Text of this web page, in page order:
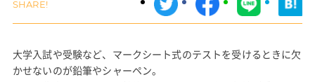
大学入試や受験など、マークシート式のテストを受けるときに欠
かせないのが鉛筆やシャーペン。